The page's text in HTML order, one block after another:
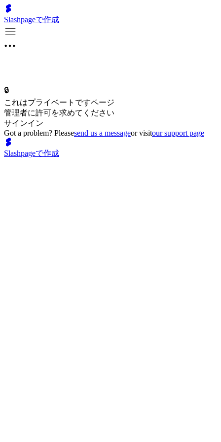
Slashpageで作成
🔒
これはプライベートですページ
管理者に許可を求めてください
サインイン
Got a problem? Pleasesend us a messageor visitour support page
Slashpageで作成